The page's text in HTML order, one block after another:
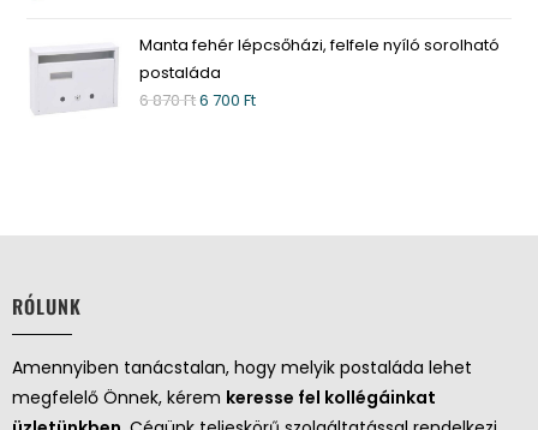
Manta fehér lépcsőházi, felfele nyíló sorolható
postaláda
6 870Ft6 700Ft
RÓLUNK
Amennyiben tanácstalan, hogy melyik postaláda lehet
megfelelő Önnek, kérem keresse fel kollégáinkat